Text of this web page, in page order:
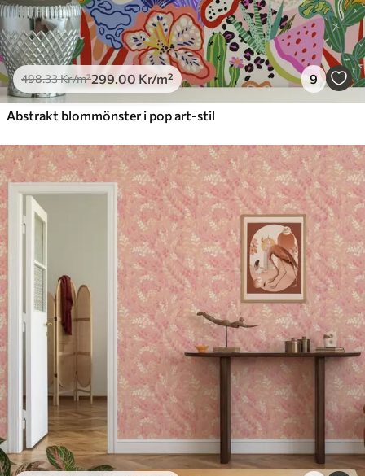
498.33Kr/m²299.00 Kr/m² 9
Abstrakt blommönster i pop art-stil